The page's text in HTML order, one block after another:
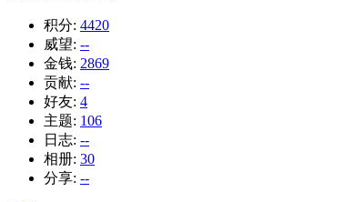
积分: 4420
威望: --
金钱: 2869
贡献: --
好友: 4
主题: 106
日志: --
相册: 30
分享: --